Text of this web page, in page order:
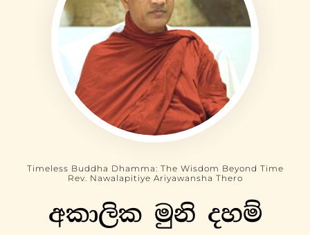
Timeless Buddha Dhamma: The Wisdom Beyond Time
Rev. Nawalapitiye Ariyawansha Thero
අකාලික මුනි දහම්